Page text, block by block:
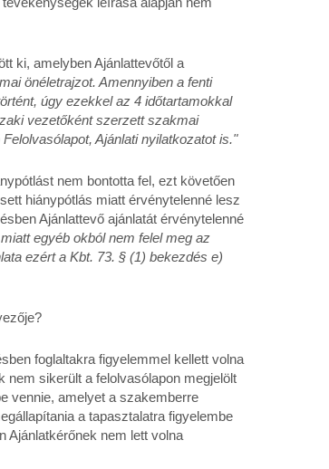
ki, amelyben Ajánlattevőtől a
önéletrajzot. Amennyiben a fenti
úgy ezekkel az 4 időtartamokkal
vezetőként szerzett szakmai
Ajánlati nyilatkozatot is."
nem bontotta fel, ezt követően
hiánypótlás miatt érvénytelenné lesz
Ajánlattevő ajánlatát érvénytelenné
egyéb okból nem felel meg az
ezért a Kbt. 73. § (1) bekezdés e)
foglaltakra figyelemmel kellett volna
nem sikerült a felolvasólapon megjelölt
vennie, amelyet a szakemberre
a tapasztalatra figyelembe
Ajánlatkérőnek nem lett volna